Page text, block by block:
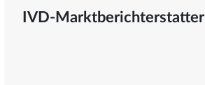
IVD-Marktberichterstatter